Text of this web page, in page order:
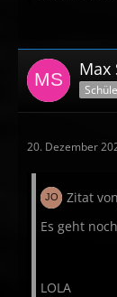
Max
20. Dezember
Zitat
Es geht
LOLA